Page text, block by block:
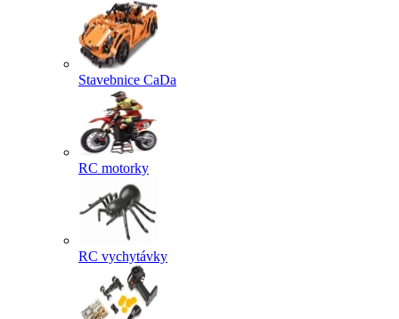
Stavebnice CaDa
RC motorky
RC vychytávky